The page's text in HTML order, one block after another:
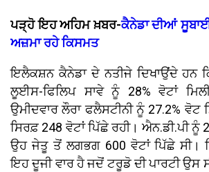
ਪੜ੍ਹੋ ਇਹ ਅਹਿਮ ਖ਼ਬਰ-ਕੈਨੇਡਾ ਦੀਆਂ
ਅਜ਼ਮਾ ਰਹੇ ਕਿਸਮਤ
ਇਲੈਕਸ਼ਨ ਕੈਨੇਡਾ ਦੇ ਨਤੀਜੇ ਦਿਖਾਉਂਦੇ ਹਨ
ਲੂਈਸ-ਫਿਲਿਪ ਸਾਵੇ ਨੂੰ 28% ਵੋਟਾਂ
ਉਮੀਦਵਾਰ ਲੌਰਾ ਫਲੈਸਟੀਨੀ ਨੂੰ 27.2%
ਸਿਰਫ਼ 248 ਵੋਟਾਂ ਪਿੱਛੇ ਰਹੀ। ਐਨ.ਡੀ.ਪੀ ਨੂੰ
ਉਹ ਜੇਤੂ ਤੋਂ ਲਗਭਗ 600 ਵੋਟਾਂ ਪਿੱਛੇ ਸੀ।
ਇਹ ਦੂਜੀ ਵਾਰ ਹੈ ਜਦੋਂ ਟਰੂਡੋ ਦੀ ਪਾਰਟੀ ਉਸ